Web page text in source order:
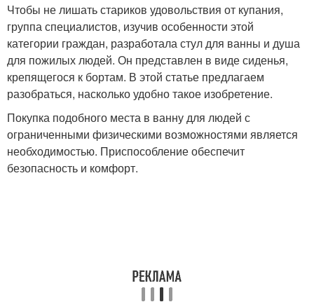
Чтобы не лишать стариков удовольствия от купания,
группа специалистов, изучив особенности этой
категории граждан, разработала стул для ванны и душа
для пожилых людей. Он представлен в виде сиденья,
крепящегося к бортам. В этой статье предлагаем
разобраться, насколько удобно такое изобретение.
Покупка подобного места в ванну для людей с
ограниченными физическими возможностями является
необходимостью. Приспособление обеспечит
безопасность и комфорт.